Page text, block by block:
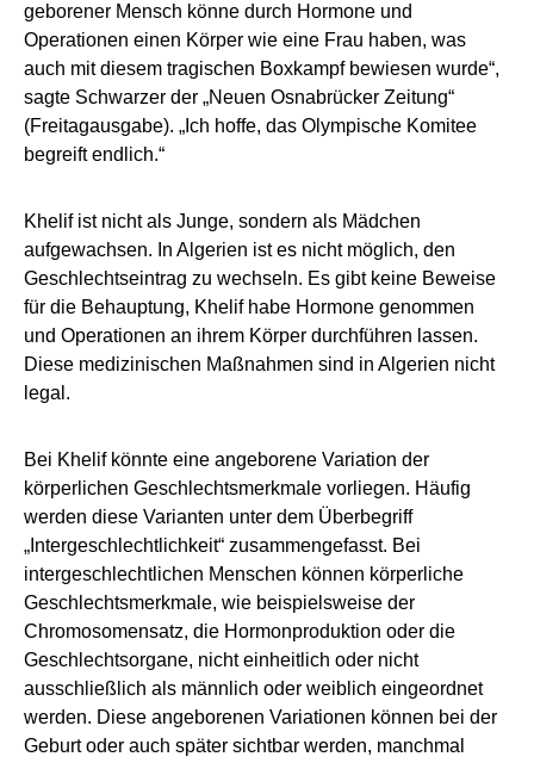
geborener Mensch könne durch Hormone und
Operationen einen Körper wie eine Frau haben, was
auch mit diesem tragischen Boxkampf bewiesen wurde“,
sagte Schwarzer der „Neuen Osnabrücker Zeitung“
(Freitagausgabe). „Ich hoffe, das Olympische Komitee
begreift endlich.“
Khelif ist nicht als Junge, sondern als Mädchen
aufgewachsen. In Algerien ist es nicht möglich, den
Geschlechtseintrag zu wechseln. Es gibt keine Beweise
für die Behauptung, Khelif habe Hormone genommen
und Operationen an ihrem Körper durchführen lassen.
Diese medizinischen Maßnahmen sind in Algerien nicht
legal.
Bei Khelif könnte eine angeborene Variation der
körperlichen Geschlechtsmerkmale vorliegen. Häufig
werden diese Varianten unter dem Überbegriff
„Intergeschlechtlichkeit“ zusammengefasst. Bei
intergeschlechtlichen Menschen können körperliche
Geschlechtsmerkmale, wie beispielsweise der
Chromosomensatz, die Hormonproduktion oder die
Geschlechtsorgane, nicht einheitlich oder nicht
ausschließlich als männlich oder weiblich eingeordnet
werden. Diese angeborenen Variationen können bei der
Geburt oder auch später sichtbar werden, manchmal